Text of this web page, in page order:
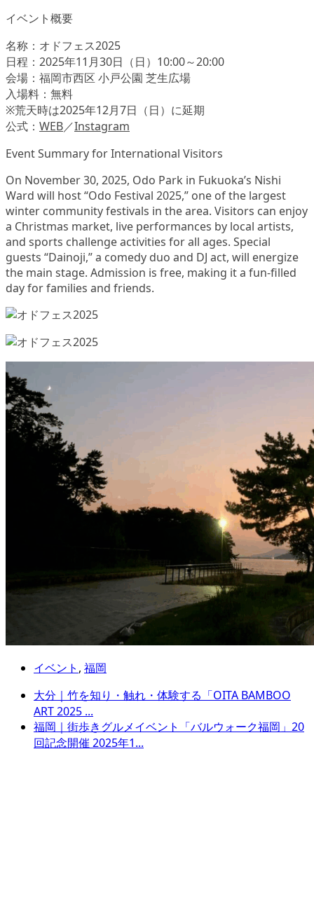
イベント概要
名称：オドフェス2025
日程：2025年11月30日（日）10:00～20:00
会場：福岡市西区 小戸公園 芝生広場
入場料：無料
※荒天時は2025年12月7日（日）に延期
公式： WEB／Instagram
Event Summary for International Visitors
On November 30, 2025, Odo Park in Fukuoka’s Nishi
Ward will host “Odo Festival 2025,” one of the largest
winter community festivals in the area. Visitors can enjoy
a Christmas market, live performances by local artists,
and sports challenge activities for all ages. Special
guests “Dainoji,” a comedy duo and DJ act, will energize
the main stage. Admission is free, making it a fun-filled
day for families and friends.
イベント , 福岡
大分｜竹を知り・触れ・体験する「OITA BAMBOO
ART 2025 ...
福岡｜街歩きグルメイベント「バルウォーク福岡」20
回記念開催 2025年1...